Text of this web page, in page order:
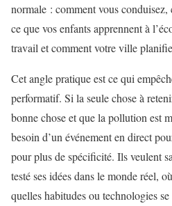
normale : comment vous
ce que vos enfants apprennent à
travail et comment votre ville
Cet angle pratique est ce qui
performatif. Si la seule chose à
bonne chose et que la pollution est
besoin d’un événement en direct
pour plus de spécificité. Ils veulent
testé ses idées dans le monde réel,
quelles habitudes ou technologies